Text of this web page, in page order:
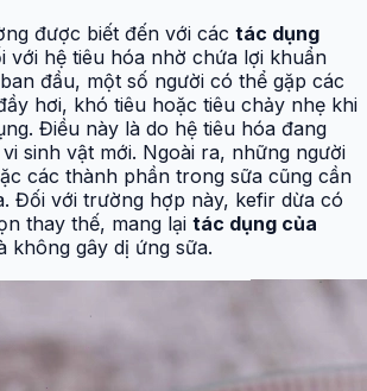
được biết đến với các tác dụng
với hệ tiêu hóa nhờ chứa lợi khuẩn
đầu, một số người có thể gặp các
hơi, khó tiêu hoặc tiêu chảy nhẹ khi
Điều này là do hệ tiêu hóa đang
sinh vật mới. Ngoài ra, những người
các thành phần trong sữa cũng cần
Đối với trường hợp này, kefir dừa có
thay thế, mang lại tác dụng của
không gây dị ứng sữa.